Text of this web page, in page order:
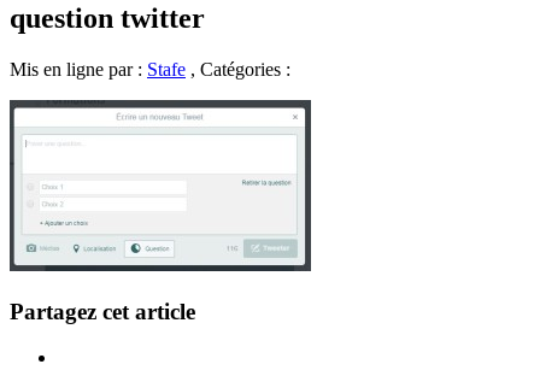
question twitter
Mis en ligne par : Stafe , Catégories :
Partagez cet article